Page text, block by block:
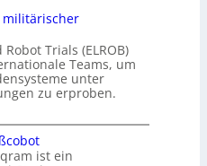
militärischer
Trials (ELROB)
Teams, um
unter
zu erproben.
ist ein